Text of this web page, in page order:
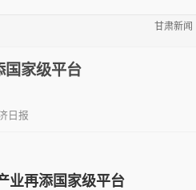
甘肃新闻
国家级平台
日报
业再添国家级平台